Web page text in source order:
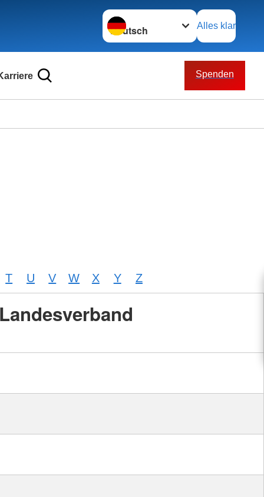
Sprache wechseln zu
Alles klar
Spenden
T U V W X Y Z